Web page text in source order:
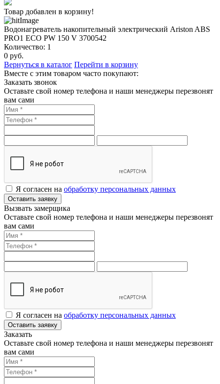
Товар добавлен в корзину!
Водонагреватель накопительный электрический Ariston ABS
PRO1 ECO PW 150 V 3700542
Количество: 1
0 руб.
Вернуться в каталог Перейти в корзину
Вместе с этим товаром часто покупают:
Заказать звонок
Оставьте свой номер телефона и наши менеджеры перезвонят
вам сами
Я согласен на обработку персональных данных
Оставить заявку
Вызвать замерщика
Оставьте свой номер телефона и наши менеджеры перезвонят
вам сами
Я согласен на обработку персональных данных
Оставить заявку
Заказать
Оставьте свой номер телефона и наши менеджеры перезвонят
вам сами